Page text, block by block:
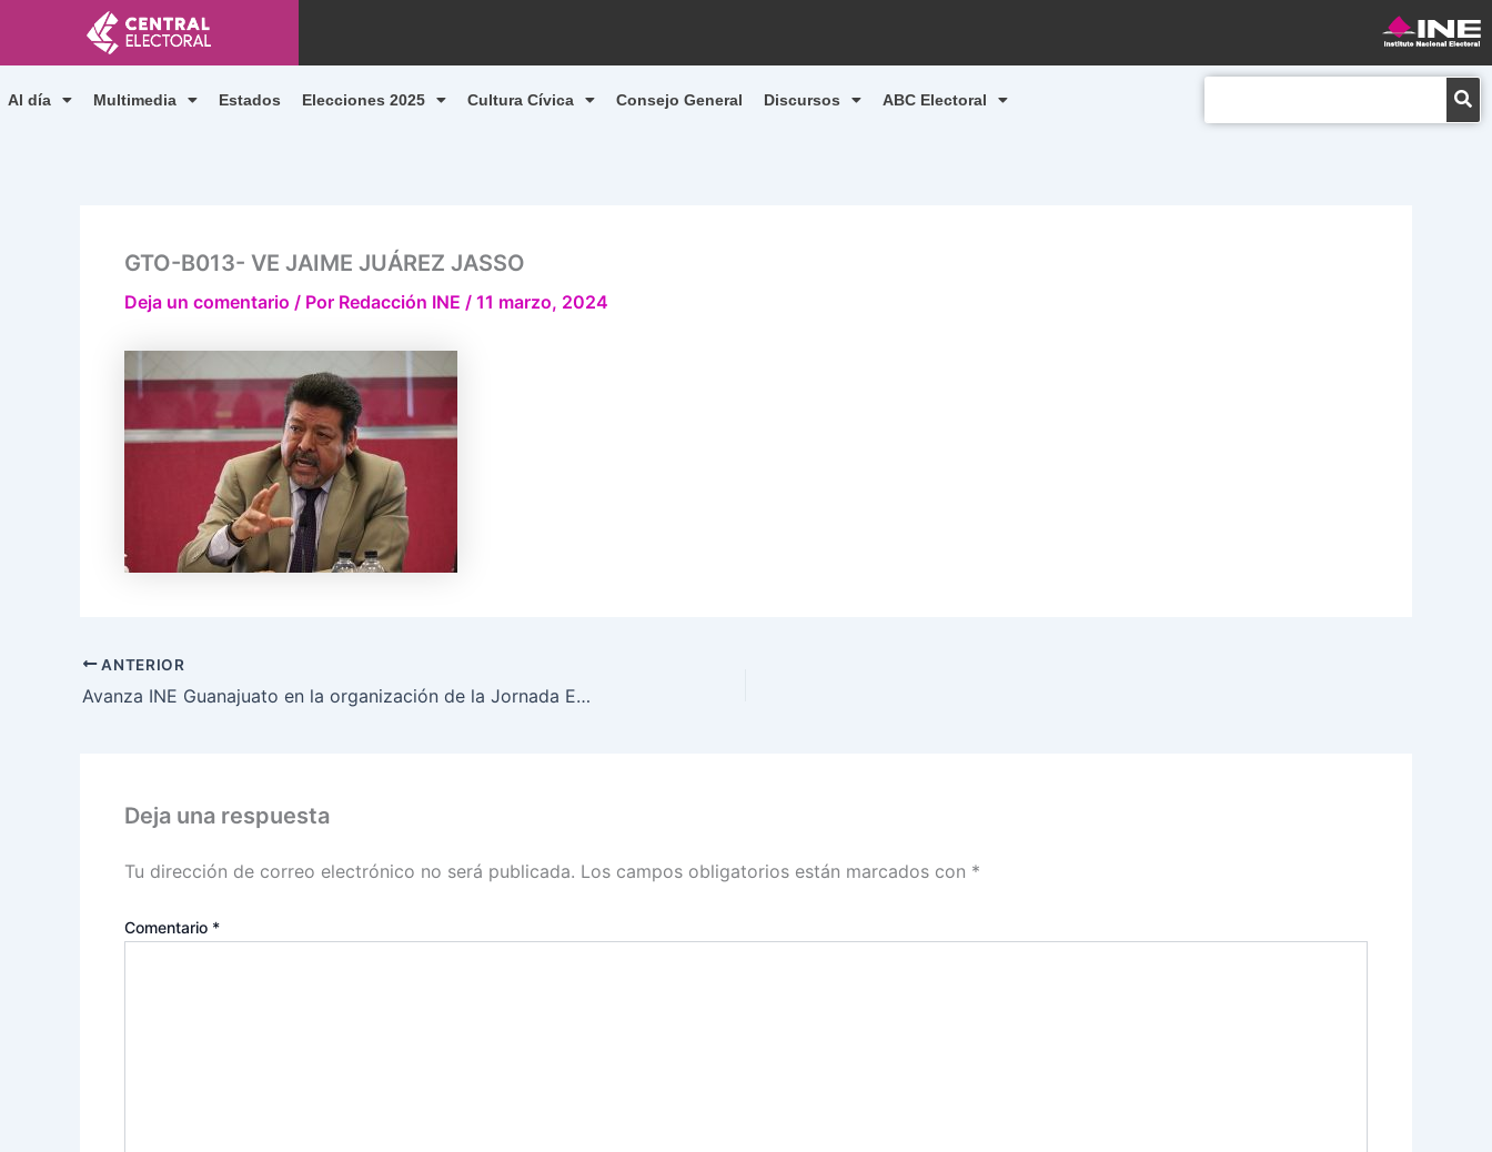
contenido
Al día Multimedia Estados Elecciones 2025 Cultura Cívica Consejo General Discursos ABC Electoral
GTO-B013- VE JAIME JUÁREZ JASSO
Deja un comentario / Por Redacción INE / 11 marzo, 2024
ANTERIOR
Avanza INE Guanajuato en la organización de la Jornada Electoral
Deja una respuesta
Tu dirección de correo electrónico no será publicada. Los campos obligatorios están marcados con *
Comentario *